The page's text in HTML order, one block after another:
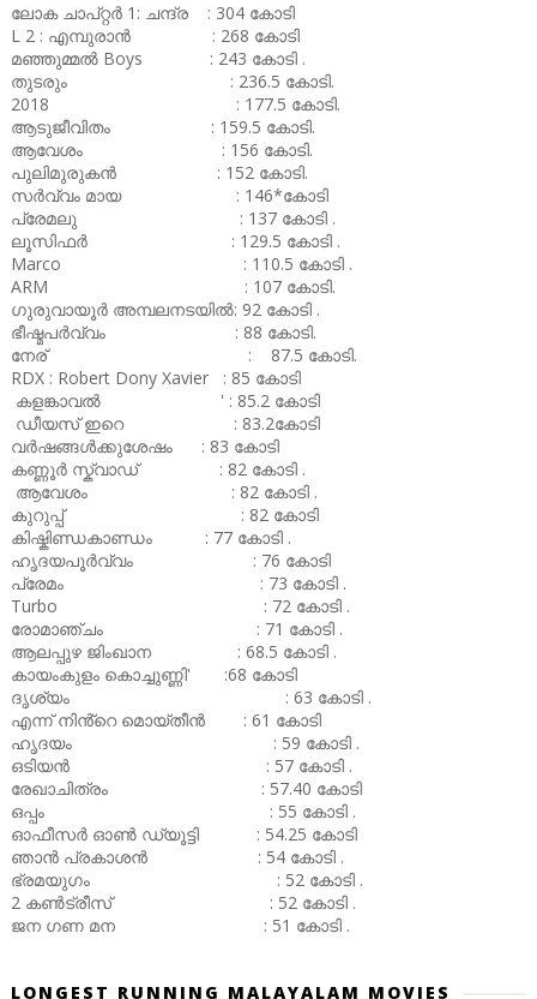
ലോക ചാപ്റ്റർ 1: ചന്ദ്ര : 304 കോടി
L 2 : എമ്പുരാൻ : 268 കോടി
മഞ്ഞുമ്മൽ Boys : 243 കോടി .
തുടരും : 236.5 കോടി.
2018 : 177.5 കോടി.
ആടുജീവിതം : 159.5 കോടി.
ആവേശം : 156 കോടി.
പുലിമുരുകൻ : 152 കോടി.
സർവ്വം മായ : 146*കോടി
പ്രേമലു : 137 കോടി .
ലൂസിഫർ : 129.5 കോടി .
Marco : 110.5 കോടി .
ARM : 107 കോടി.
ഗുരുവായൂർ അമ്പലനടയിൽ: 92 കോടി .
ഭീഷ്മപർവ്വം : 88 കോടി.
നേര് : 87.5 കോടി.
RDX : Robert Dony Xavier : 85 കോടി
കളങ്കാവൽ ' : 85.2 കോടി
ഡീയസ് ഇറെ : 83.2കോടി
വർഷങ്ങൾക്കുശേഷം : 83 കോടി
കണ്ണൂർ സ്ക്വാഡ് : 82 കോടി .
ആവേശം : 82 കോടി .
കുറുപ്പ് : 82 കോടി
കിഷ്കിണ്ഡകാണ്ഡം : 77 കോടി .
ഹൃദയപൂർവ്വം : 76 കോടി
പ്രേമം : 73 കോടി .
Turbo : 72 കോടി .
രോമാഞ്ചം : 71 കോടി .
ആലപ്പുഴ ജിംഖാന : 68.5 കോടി .
കായംകുളം കൊച്ചുണ്ണി' :68 കോടി
ദൃശ്യം : 63 കോടി .
എന്ന് നിൻ്റെ മൊയ്തീൻ : 61 കോടി
ഹൃദയം : 59 കോടി .
ഒടിയൻ : 57 കോടി .
രേഖാചിത്രം : 57.40 കോടി
ഒപ്പം : 55 കോടി .
ഓഫീസർ ഓൺ ഡ്യൂട്ടി : 54.25 കോടി
ഞാൻ പ്രകാശൻ : 54 കോടി .
ഭ്രമയുഗം : 52 കോടി .
2 കൺട്രീസ് : 52 കോടി .
ജന ഗണ മന : 51 കോടി .
LONGEST RUNNING MALAYALAM MOVIES